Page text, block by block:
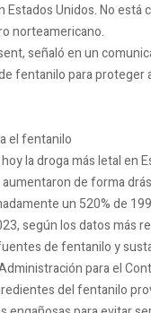
Unidos. No
norteamericano.
señaló en un
fentanilo para
el fentanilo
la droga más letal en
de forma
un 520% de
según los datos más
de fentanilo y
para el
del fentanilo